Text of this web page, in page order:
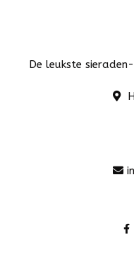
De leukste